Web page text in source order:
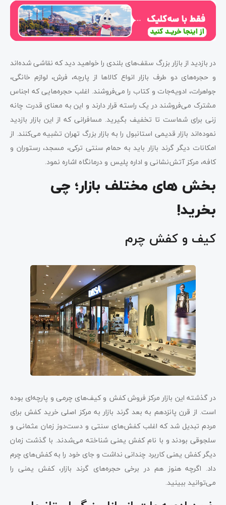
در بازدید از بازار بزرگ سقف‌های بلندی را خواهید دید که نقاشی شده‌اند
و حجره‌های دو طرف بازار انواع کالاها از پارچه، فرش، لوازم خانگی،
جواهرات، ادویه‌جات و کتاب را می‌فروشند. اغلب حجره‌هایی که اجناس
مشترک می‌فروشند در یک راسته قرار دارند و این به معنای قدرت چانه
زنی برای شماست تا تخفیف بگیرید. مسافرانی که از این بازار بازدید
نموده‌اند بازار قدیمی استانبول را به بازار بزرگ تهران تشبیه می‌کنند. از
امکانات دیگر گرند بازار باید به حمام سنتی ترکی، مسجد، رستوران و
کافه، مرکز آتش‌نشانی و اداره پلیس و درمانگاه اشاره نمود.
بخش های مختلف بازار؛ چی
بخرید!
کیف و کفش چرم
در گذشته این بازار مرکز فروش کفش و کیف‌های چرمی و پارچه‌ای بوده
است. از قرن پانزدهم به بعد گرند بازار به مرکز اصلی خرید کفش برای
مردم تبدیل شد که اغلب کفش‌های سنتی و دست‌دوز زمان عثمانی و
سلجوقی بودند و با نام کفش یمنی شناخته می‌شدند. با گذشت زمان
دیگر کفش یمنی کاربرد چندانی نداشت و جای خود را به کفش‌های چرم
داد. اگرچه هنوز هم در برخی حجره‌های گرند بازار، کفش یمنی را
می‌توانید ببینید.